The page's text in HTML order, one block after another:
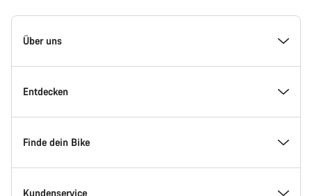
Canyon
Homepage
Über uns
Inside Canyon
Innovation bei Canyon
Canyon Factory Racing
Entdecken
Events
Canyon Standorte finden
Finde dein Bike
Modellfinder
Kundenservice